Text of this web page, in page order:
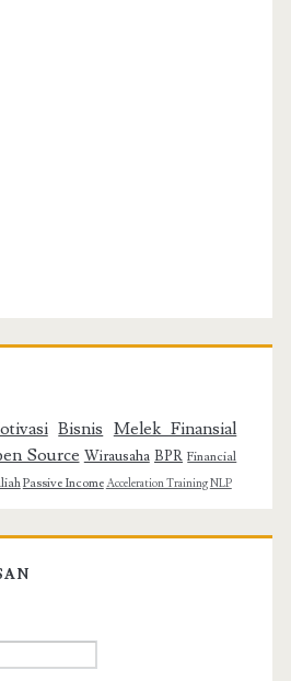
Bisnis Melek Finansial
Source Wirausaha BPR Financial
Passive IncomeAcceleration TrainingNLP